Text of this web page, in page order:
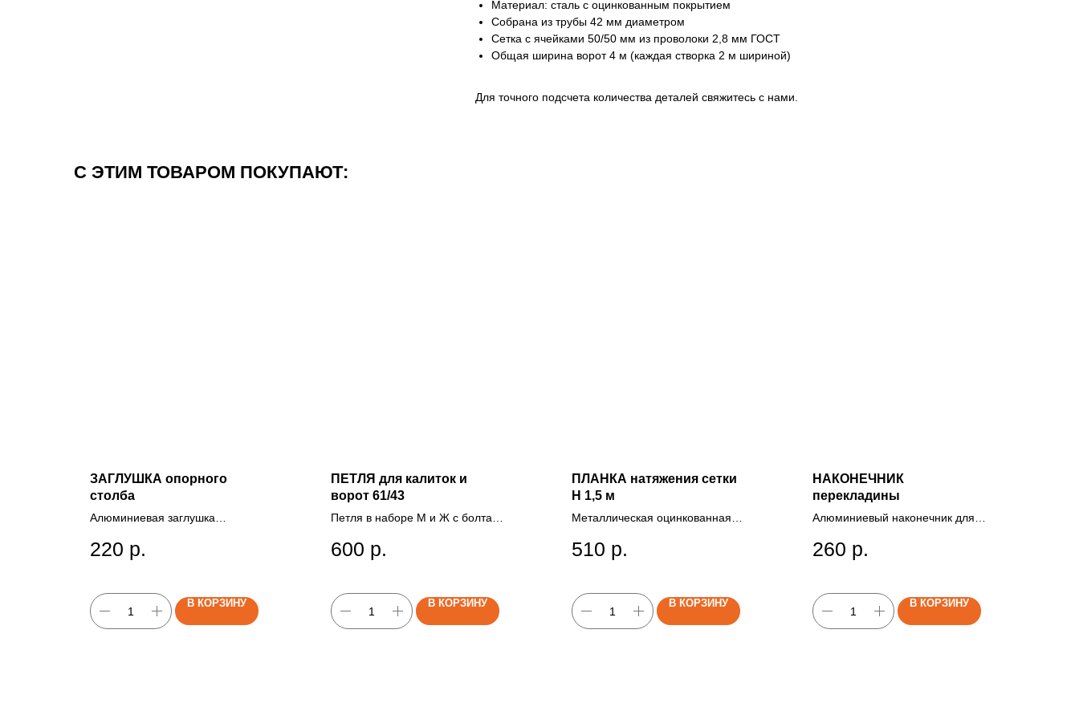
Материал: сталь с оцинкованным покрытием
Собрана из трубы 42 мм диаметром
Сетка с ячейками 50/50 мм из проволоки 2,8 мм ГОСТ
Общая ширина ворот 4 м (каждая створка 2 м шириной)
Для точного подсчета количества деталей свяжитесь с нами.
С ЭТИМ ТОВАРОМ ПОКУПАЮТ:
ЗАГЛУШКА опорного
столба
Алюминиевая заглушка
защиты от коррозии.
220 р.
В КОРЗИНУ
ПЕТЛЯ для калиток и
ворот 61/43
Петля в наборе М и Ж с болтами
600 р.
В КОРЗИНУ
ПЛАНКА натяжения сетки
H 1,5 м
Металлическая оцинкованная
удерживает полотно сетки,
крепиться на хомуты и
натяжения и веса
510 р.
В КОРЗИНУ
НАКОНЕЧНИК
перекладины
Алюминиевый наконечник для
перекладины каркаса забора,
конечный элемент для
опорный столб.
260 р.
В КОРЗИНУ